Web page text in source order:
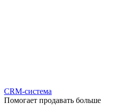
CRM-система
Помогает продавать больше